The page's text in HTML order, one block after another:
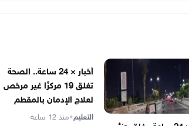
أخبار × 24 ساعة.. الصحة
تغلق 19 مركزًا غير مرخص
لعلاج الإدمان بالمقطم
التعليم•منذ 12 ساعة